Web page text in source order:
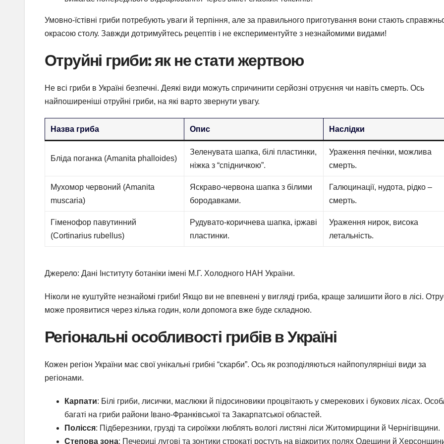
Умовно-їстівні гриби потребують уваги й терпіння, але за правильного приготування вони стають
окрасою столу. Завжди дотримуйтесь рецептів і не експериментуйте з незнайомими видами!
Отруйні гриби: як не стати жертвою
Не всі гриби в Україні безпечні. Деякі види можуть спричинити серйозні отруєння чи навіть смерть. Ось
найпоширеніші отруйні гриби, на які варто звернути увагу.
Назва гриба Опис Наслідки
Бліда поганка (Amanita phalloides)
Зеленувата шапка, білі пластинки,
ніжка з “спідничкою”.
Ураження печінки, можлива
смерть.
Мухомор червоний (Amanita
muscaria)
Яскраво-червона шапка з білими
бородавками.
Галюцинації, нудота, рідко –
смерть.
Гіменофор павутинний
(Cortinarius rubellus)
Рудувато-коричнева шапка, іржаві
пластинки.
Ураження нирок, висока
летальність.
Джерело: Дані Інституту ботаніки імені М.Г. Холодного НАН України.
Ніколи не куштуйте незнайомі гриби! Якщо ви не впевнені у вигляді гриба, краще залишити його в лісі.
може проявитися через кілька годин, коли допомога вже буде складною.
Регіональні особливості грибів в Україні
Кожен регіон України має свої унікальні грибні “скарби”. Ось як розподіляються найпопулярніші види за
регіонами.
Карпати: Білі гриби, лисички, маслюки й підосиновики процвітають у смерекових і букових лісах.
багаті на гриби райони Івано-Франківської та Закарпатської областей.
Полісся: Підберезники, грузді та сироїжки люблять вологі листяні ліси Житомирщини й Чернігівщини.
Степова зона: Печериці лугові та зонтики строкаті ростуть на відкритих полях Одещини й